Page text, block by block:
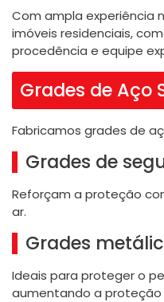
Com ampla experiência
imóveis residenciais,
procedência e equipe
Grades de Aço
Fabricamos grades de
Grades de
Reforçam a proteção
ar.
Grades
Ideais para proteger o
aumentando a proteção